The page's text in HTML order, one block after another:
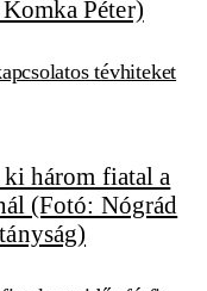
tévhiteket